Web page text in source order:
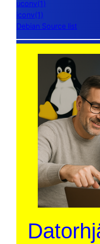
uconv(1)
iconv(1)
Debian Source list